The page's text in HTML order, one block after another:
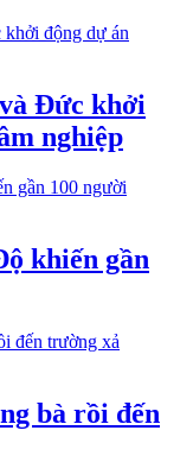
Đức khởi
nghiệp
khiến gần
bà rồi đến